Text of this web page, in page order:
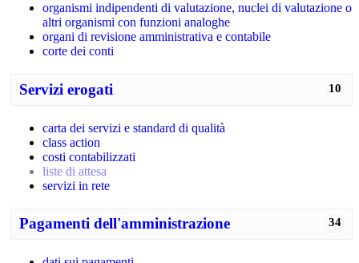
organismi indipendenti di valutazione, nuclei di valutazione o
altri organismi con funzioni analoghe
organi di revisione amministrativa e contabile
corte dei conti
10
Servizi erogati
carta dei servizi e standard di qualità
class action
costi contabilizzati
liste di attesa
servizi in rete
34
Pagamenti dell'amministrazione